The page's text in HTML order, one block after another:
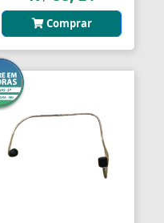
Comprar